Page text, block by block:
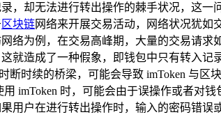
，却无法进行转出操作的棘手状况，这
区块链网络来开展交易活动，网络状况犹如
络为例，在交易高峰期，大量的交易请
就造成了一种假象，即钱包中只有转入
断时续的桥梁，可能会导致 imToken 与
imToken 时，可能会由于误操作或者对
用户在进行转出操作时，输入的密码错